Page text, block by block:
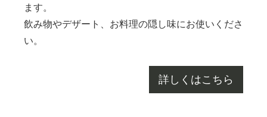
ます。
飲み物やデザート、お料理の隠し味にお使いくださ
い。
詳しくはこちら